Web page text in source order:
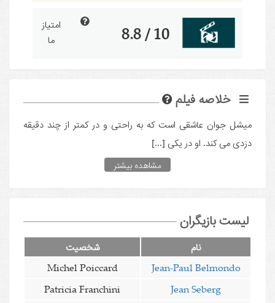
10 / 8.8
امتیاز
ما
خلاصه فیلم
میشل جوان عاشقی است که به راحتی و در کمتر از چند دقیقه
دزدی می کند. او در یکی [...]
مشاهده بیشتر
لیست بازیگران
نام شخصیت
Jean-Paul Belmondo
Michel Poiccard
Jean Seberg
Patricia Franchini